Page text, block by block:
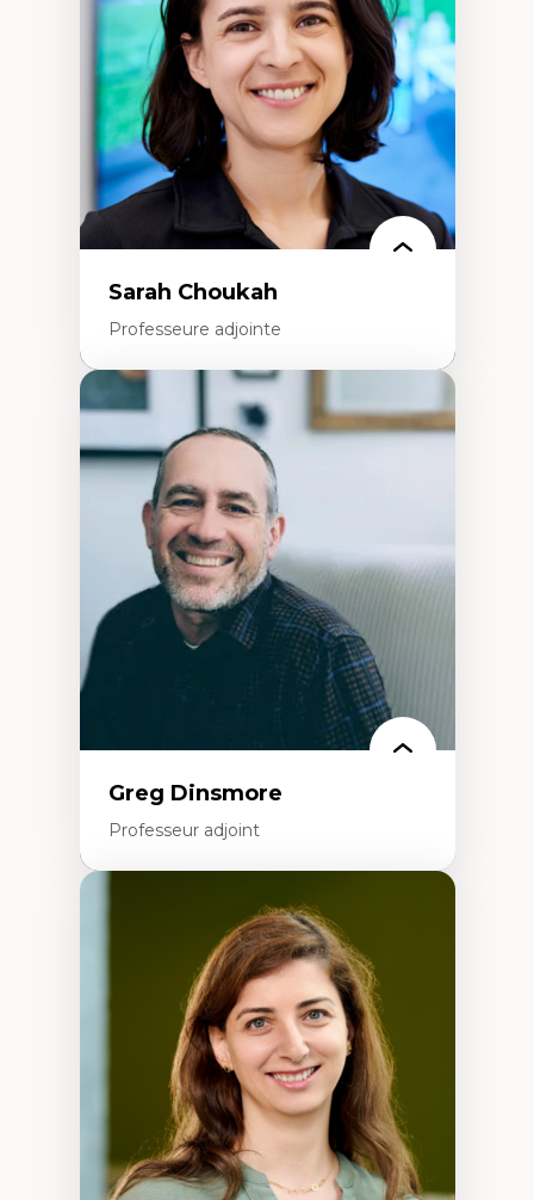
Extractivisme
Classes sociales
Mouvements sociaux
Théories de l’État
Sarah Choukah
Professeure adjointe
Expertises
Démocratisation des nouvelles
technologies et biotechnologies
Données ouvertes
Bioart, programmation et électronique
créatives
Histoire sociale et culturelle des
technologies numériques
Résistances et droits numériques
Internet des objets
Métavers
Problématiques relatives à l’intelligence
artificielle, l’apprentissage machine et les
Féminismes et nouvelles technologies
Greg Dinsmore
Professeur adjoint
Fragmentation des auditoires médiatiques
Analyse multi-plateforme des auditoires
médiatiques
Analyse des comportements numériques à
travers les données massives et l’IA
Recherche quantitative et qualitative sur
les auditoires médiatiques
Épistémologie des techniques de recherche
numérique et l’IA
Théorie des droits de la personne
La pensée politique d’Hannah Arendt
La pensée politique à l’ère numérique
Justice internationale et normes
internationales